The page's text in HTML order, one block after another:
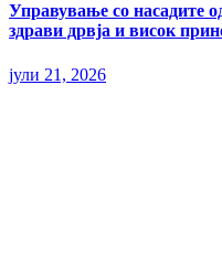
Управување со насадите
здрави дрвја и висок
јули 21, 2026